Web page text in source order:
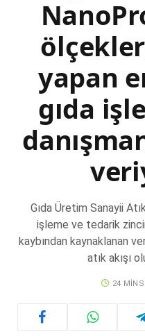
yapan
gıda
Gıda Üretim Sanayii
işleme ve tedarik
kaybından kaynaklanan
atık akışı
24 MINS